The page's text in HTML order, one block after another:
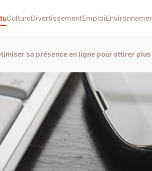
CultureDivertissementEmploi
sa présence en ligne pour attirer